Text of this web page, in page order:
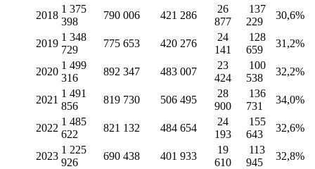
2018
1 375
398
790 006 421 286
26
877
137
229
30,6%
2019
1 348
729
775 653 420 276
24
141
128
659
31,2%
2020
1 499
316
892 347 483 007
23
424
100
538
32,2%
2021
1 491
856
819 730 506 495
28
900
136
731
34,0%
2022
1 485
622
821 132 484 654
24
193
155
643
32,6%
2023
1 225
926
690 438 401 933
19
610
113
945
32,8%